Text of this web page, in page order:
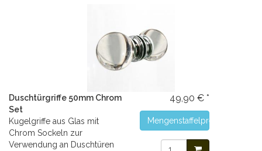
Duschtürgriffe 50mm Chrom
Set
Kugelgriffe aus Glas mit
Chrom Sockeln zur
Verwendung an Duschtüren
49,90 € *
Mengenstaffelpreise